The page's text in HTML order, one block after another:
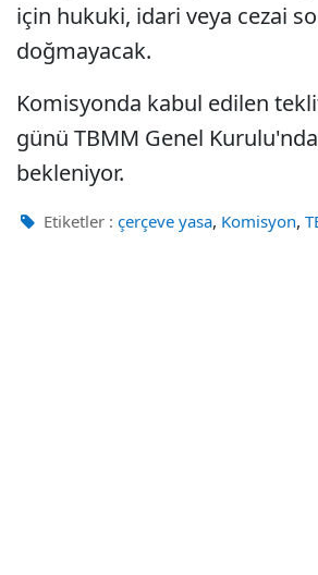
için hukuki, idari veya cezai
doğmayacak.
Komisyonda kabul edilen
günü TBMM Genel
bekleniyor.
Etiketler : çerçeve yasa, Komisyon,